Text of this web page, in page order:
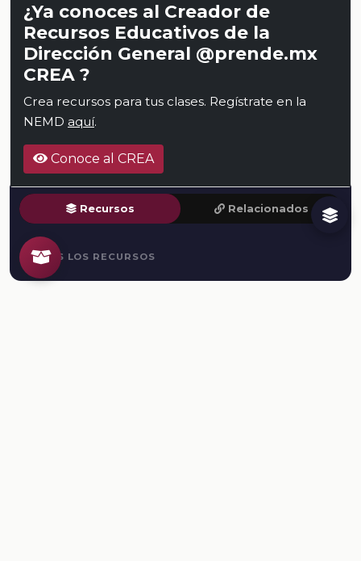
¿Ya conoces al Creador de
Recursos Educativos de la
Dirección General @prende.mx
CREA ?
Crea recursos para tus clases. Regístrate en la
NEMD aquí.
Conoce al CREA
Recursos Relacionados
TODOS LOS RECURSOS